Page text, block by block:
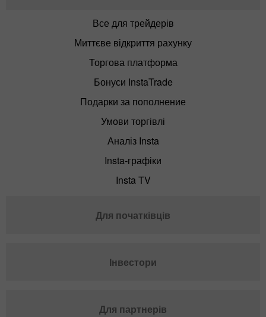
Все для трейдерів
Миттєве відкриття рахунку
Торгова платформа
Бонуси InstaTrade
Подарки за пополнение
Умови торгівлі
Аналіз Insta
Insta-графіки
Insta TV
Для початківців
Інвестори
Для партнерів